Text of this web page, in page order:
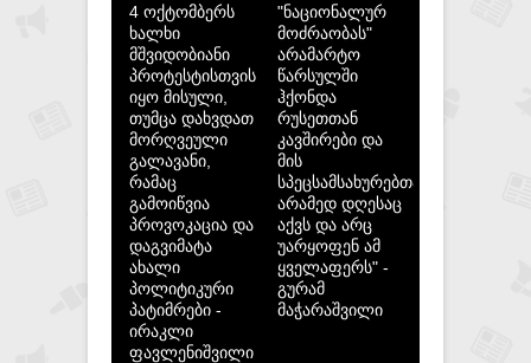
4 ოქტომბერს
ხალხი
მშვიდობიანი
პროტესტისთვის
იყო მისული,
თუმცა დახვდათ
მორღვეული
გალავანი,
რამაც
გამოიწვია
პროვოკაცია და
დაგვიმატა
ახალი
პოლიტიკური
პატიმრები -
ირაკლი
ფავლენიშვილი
"ნაციონალურ
მოძრაობას"
არამარტო
წარსულში
ჰქონდა
რუსეთთან
კავშირები და
მის
სპეცსამსახურებთან,
არამედ დღესაც
აქვს და არც
უარყოფენ ამ
ყველაფერს" -
გურამ
მაჭარაშვილი